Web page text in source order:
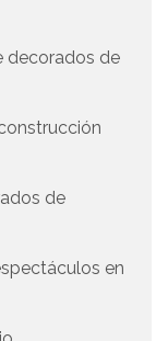
decorados de
de
en